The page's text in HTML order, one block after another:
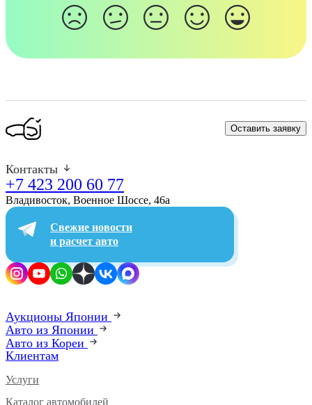
Оставить заявку
Контакты
+7 423 200 60 77
Владивосток, Военное Шоссе, 46а​
Свежие новости
и расчет авто
Аукционы Японии
Авто из Японии
Авто из Кореи
Клиентам
Услуги
Каталог автомобилей